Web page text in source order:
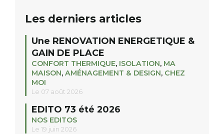
Les derniers articles
Une RENOVATION ENERGETIQUE &
GAIN DE PLACE
CONFORT THERMIQUE, ISOLATION, MA
MAISON, AMÉNAGEMENT & DESIGN, CHEZ
MOI
Le 07 août 2026
EDITO 73 été 2026
NOS EDITOS
Le 19 juin 2026